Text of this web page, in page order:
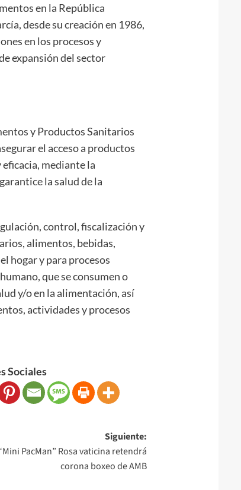
en la República
desde su creación en 1986,
en los procesos y
expansión del sector
y Productos Sanitarios
el acceso a productos
mediante la
la salud de la
control, fiscalización y
alimentos, bebidas,
hogar y para procesos
que se consumen o
y/o en la alimentación, así
actividades y procesos
Sociales
Siguiente:
PacMan” Rosa vaticina retendrá
corona boxeo de AMB